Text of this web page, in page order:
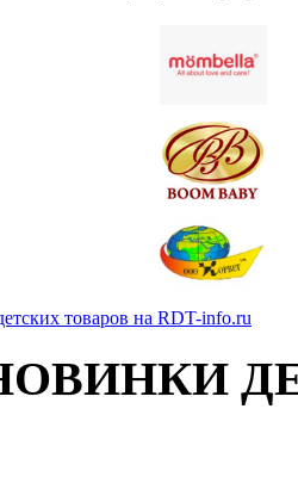
товаров на RDT-info.ru